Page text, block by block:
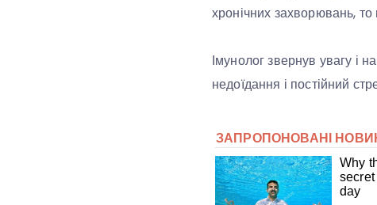
хронічних захворювань,
Імунолог звернув увагу і
недоїдання і постійний